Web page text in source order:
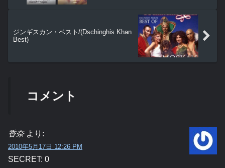
ジンギスカン・ベスト/(Dschinghis Khan
Best)
コメント
香奈 より:
2010年5月17日 12:26 PM
SECRET: 0